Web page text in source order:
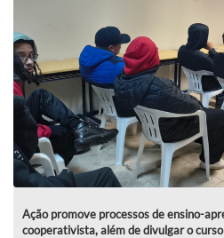
Ação promove processos de ensino-
cooperativista, além de divulgar o